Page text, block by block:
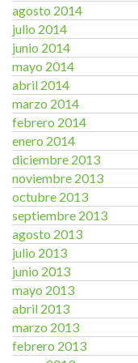
agosto 2014
julio 2014
junio 2014
mayo 2014
abril 2014
marzo 2014
febrero 2014
enero 2014
diciembre 2013
noviembre 2013
octubre 2013
septiembre 2013
agosto 2013
julio 2013
junio 2013
mayo 2013
abril 2013
marzo 2013
febrero 2013